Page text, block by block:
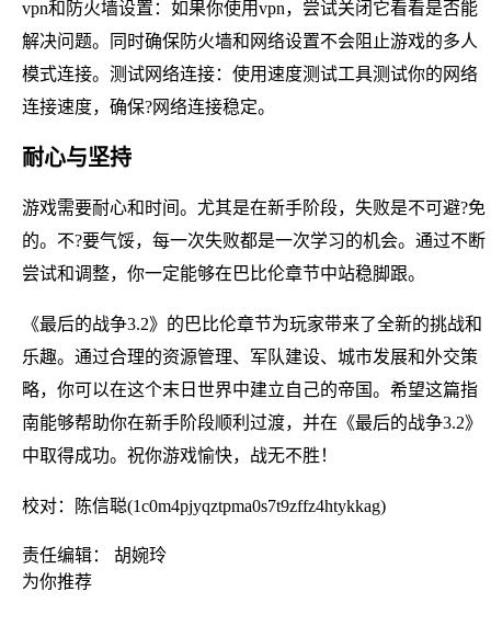
vpn和防火墙设置：如果你使用vpn，尝试关闭它看看是否能
解决问题。同时确保防火墙和网络设置不会阻止游戏的多人
模式连接。测试网络连接：使用速度测试工具测试你的网络
连接速度，确保?网络连接稳定。
耐心与坚持
游戏需要耐心和时间。尤其是在新手阶段，失败是不可避?免
的。不?要气馁，每一次失败都是一次学习的机会。通过不断
尝试和调整，你一定能够在巴比伦章节中站稳脚跟。
《最后的战争3.2》的巴比伦章节为玩家带来了全新的挑战和
乐趣。通过合理的资源管理、军队建设、城市发展和外交策
略，你可以在这个末日世界中建立自己的帝国。希望这篇指
南能够帮助你在新手阶段顺利过渡，并在《最后的战争3.2》
中取得成功。祝你游戏愉快，战无不胜！
校对：陈信聪(1c0m4pjyqztpma0s7t9zffz4htykkag)
责任编辑： 胡婉玲
为你推荐